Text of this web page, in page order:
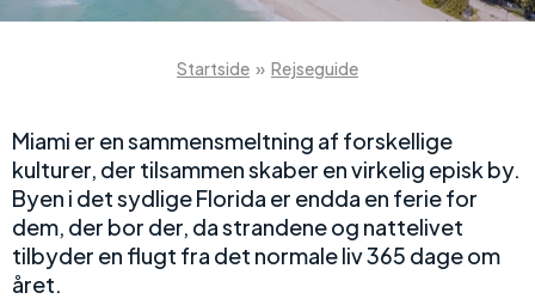
Startside » Rejseguide
Miami er en sammensmeltning af forskellige
kulturer, der tilsammen skaber en virkelig episk by.
Byen i det sydlige Florida er endda en ferie for
dem, der bor der, da strandene og nattelivet
tilbyder en flugt fra det normale liv 365 dage om
året.